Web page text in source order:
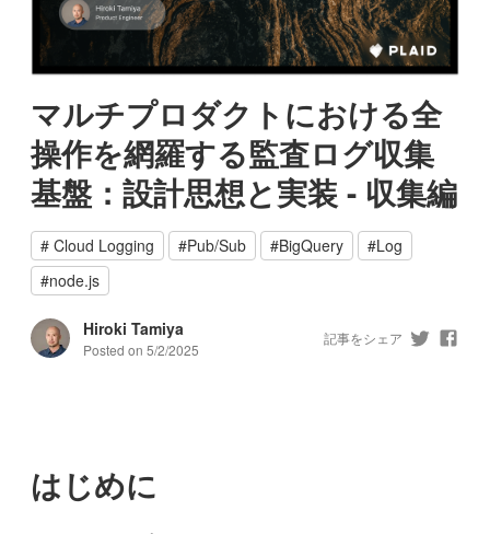
マルチプロダクトにおける全
操作を網羅する監査ログ収集
基盤：設計思想と実装 - 収集編
# Cloud Logging #Pub/Sub #BigQuery #Log
#node.js
Hiroki Tamiya
Posted on 5/2/2025
記事をシェア
はじめに